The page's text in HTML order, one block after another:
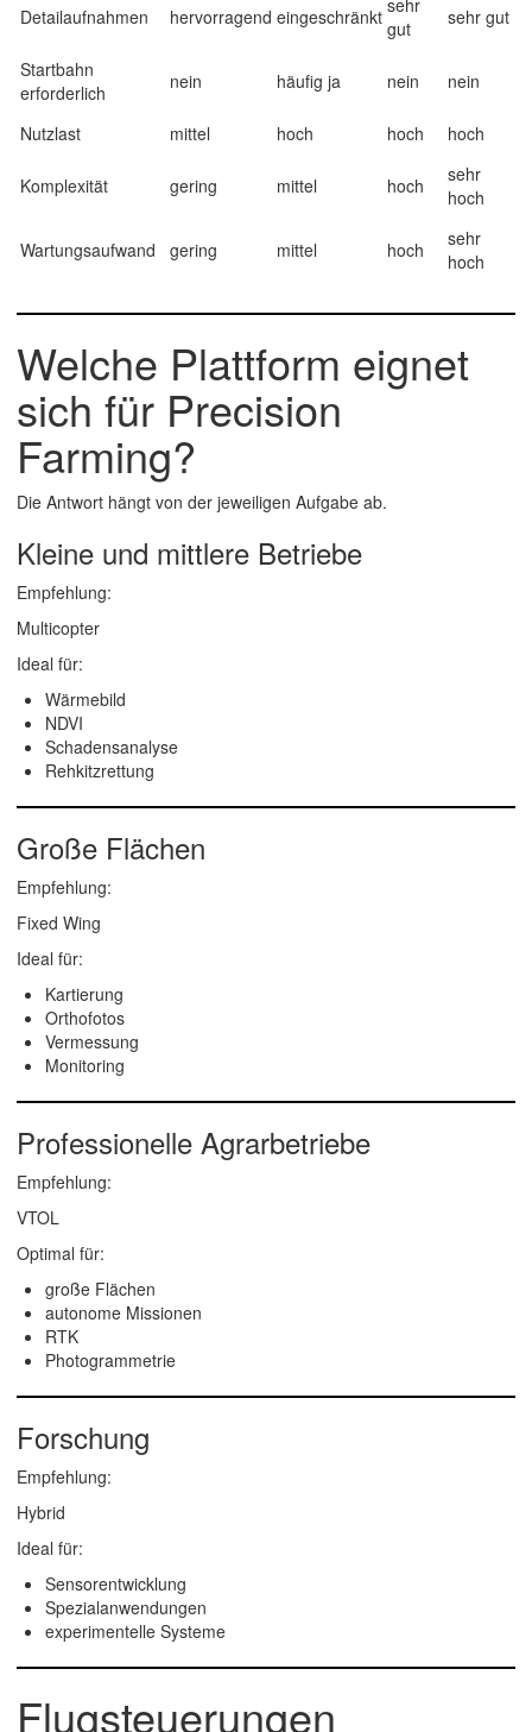
Detailaufnahmen hervorragend eingeschränkt sehr
gut
sehr gut
Startbahn
erforderlich
nein häufig ja nein nein
Nutzlast mittel hoch hoch hoch
Komplexität gering mittel hoch
sehr
hoch
Wartungsaufwand gering mittel hoch
sehr
hoch
Welche Plattform eignet
sich für Precision
Farming?
Die Antwort hängt von der jeweiligen Aufgabe ab.
Kleine und mittlere Betriebe
Empfehlung:
Multicopter
Ideal für:
Wärmebild
NDVI
Schadensanalyse
Rehkitzrettung
Große Flächen
Empfehlung:
Fixed Wing
Ideal für:
Kartierung
Orthofotos
Vermessung
Monitoring
Professionelle Agrarbetriebe
Empfehlung:
VTOL
Optimal für:
große Flächen
autonome Missionen
RTK
Photogrammetrie
Forschung
Empfehlung:
Hybrid
Ideal für:
Sensorentwicklung
Spezialanwendungen
experimentelle Systeme
Flugsteuerungen